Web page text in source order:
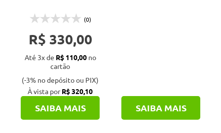
métodos
(0)
R$ 330,00
Até 3x de R$ 110,00no
cartão
(-3% no depósito ou PIX)
À vista porR$ 320,10
SAIBA MAIS SAIBA MAIS